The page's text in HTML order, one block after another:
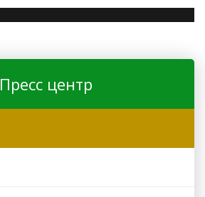
Пресс центр